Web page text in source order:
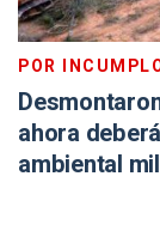
POR
ahora
ambiental